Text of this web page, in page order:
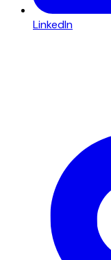
LinkedIn